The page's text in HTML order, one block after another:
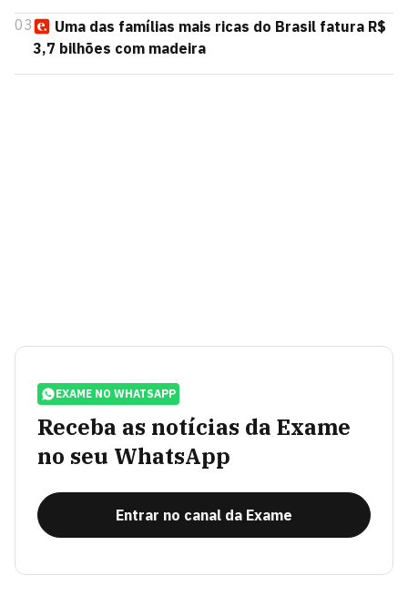
03
Uma das famílias mais ricas do Brasil fatura R$
3,7 bilhões com madeira
EXAME NO WHATSAPP
Receba as notícias da Exame
no seu WhatsApp
Entrar no canal da Exame